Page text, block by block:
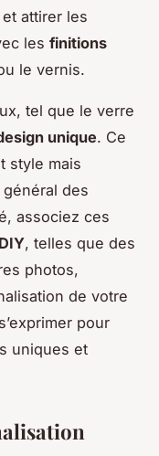
attirer les
les finitions
le vernis.
tel que le verre
unique. Ce
style mais
des
associez ces
, telles que des
photos,
de votre
pour
uniques et